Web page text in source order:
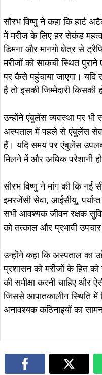
सौरभ विष्णु ने कहा कि हार्ट
में मरीज के लिए हर सेकंड
डिमना और मानगो क्षेत्र से
मरीजों को साकची स्थित
पर कैसे पहुंचाया जाएगा। यदि
है तो इसकी जिम्मेदारी किसकी
उन्होंने एंबुलेंस व्यवस्था पर भी
अस्पताल में पहले से एंबुलेंस
हैं। यदि समय पर एंबुलेंस उपलब्ध
मिलने में और अधिक परेशानी
सौरभ विष्णु ने मांग की कि नई
इमरजेंसी सेवा, आईसीयू,
सभी आवश्यक जीवन रक्षक
को तत्काल और प्रभावी
उन्होंने कहा कि अस्पताल का
प्रशासन को मरीजों के हित को
की समीक्षा करनी चाहिए और
जिससे आपातकालीन स्थिति में
अनावश्यक कठिनाइयों का